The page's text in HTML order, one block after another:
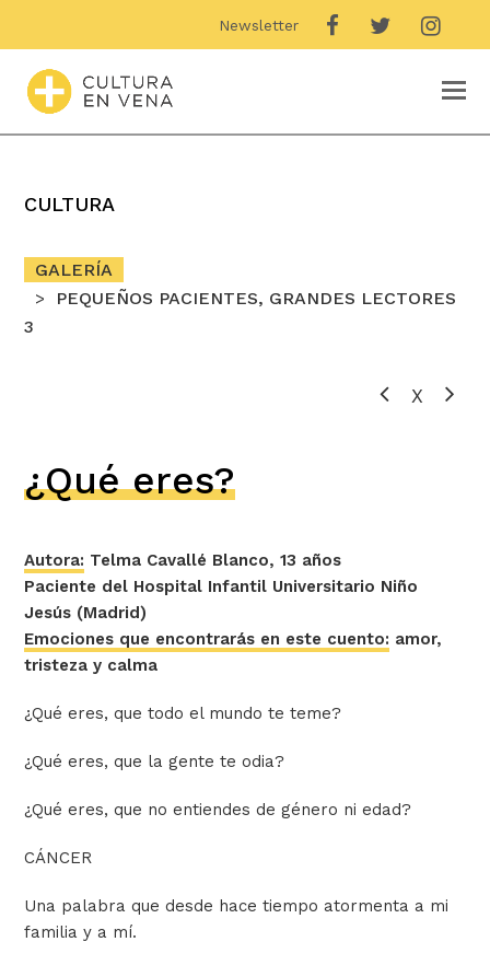
Newsletter
CULTURA
GALERÍA
PEQUEÑOS PACIENTES, GRANDES LECTORES
3
X
¿Qué eres?
Autora: Telma Cavallé Blanco, 13 años
Paciente del Hospital Infantil Universitario Niño
Jesús (Madrid)
Emociones que encontrarás en este cuento: amor,
tristeza y calma
¿Qué eres, que todo el mundo te teme?
¿Qué eres, que la gente te odia?
¿Qué eres, que no entiendes de género ni edad?
CÁNCER
Una palabra que desde hace tiempo atormenta a mi
familia y a mí.